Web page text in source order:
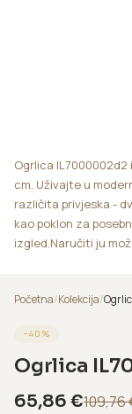
Ogrlica
cm. Uživajte u
različita privjeska -
kao poklon za
izgled.Naručiti ju
Početna/Kolekcija/
−40 %
Ogrlica
65,86 €109,76